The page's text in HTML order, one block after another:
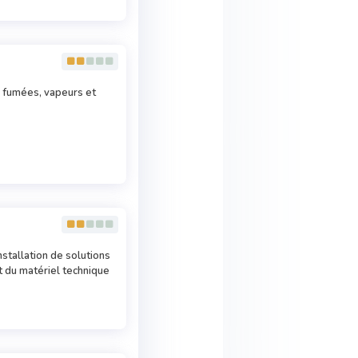
vapeurs et
de solutions
matériel technique